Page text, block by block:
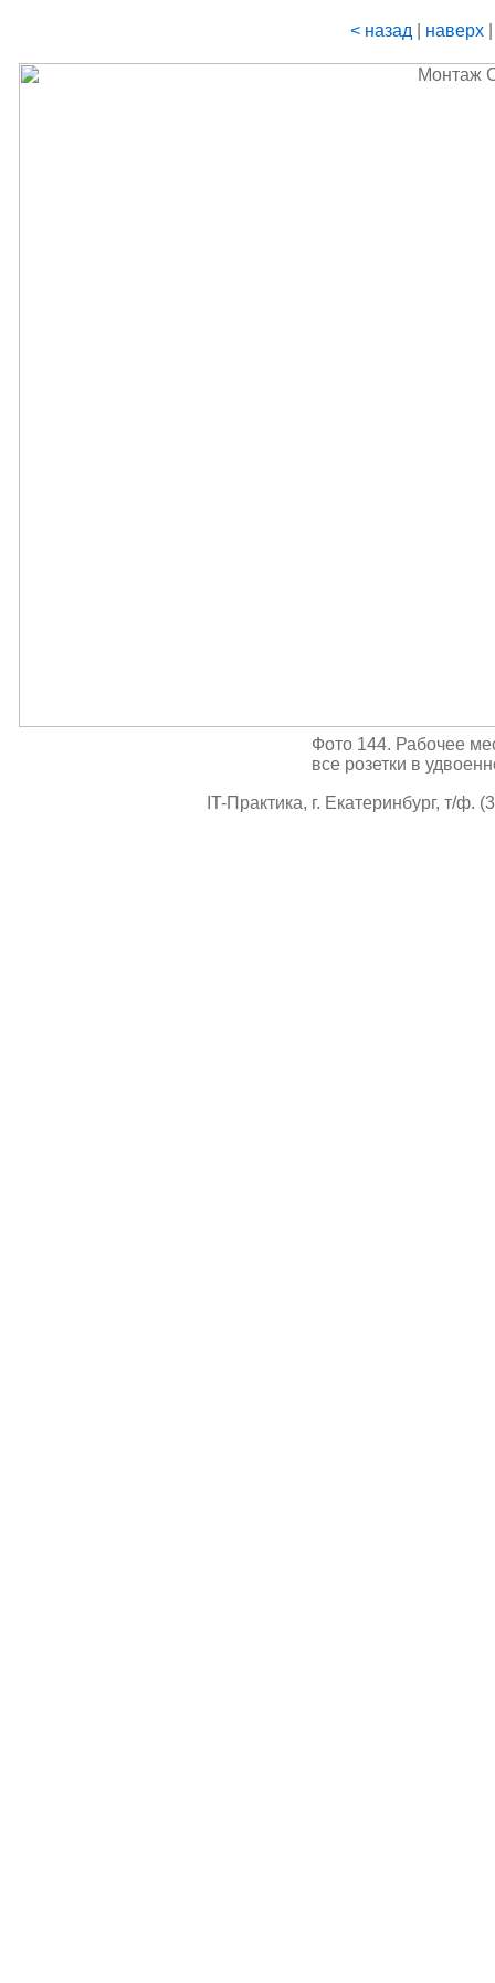
< назад наверх
Фото 144. Рабочее
все розетки в
IT-Практика, г. Екатеринбург, т/ф.